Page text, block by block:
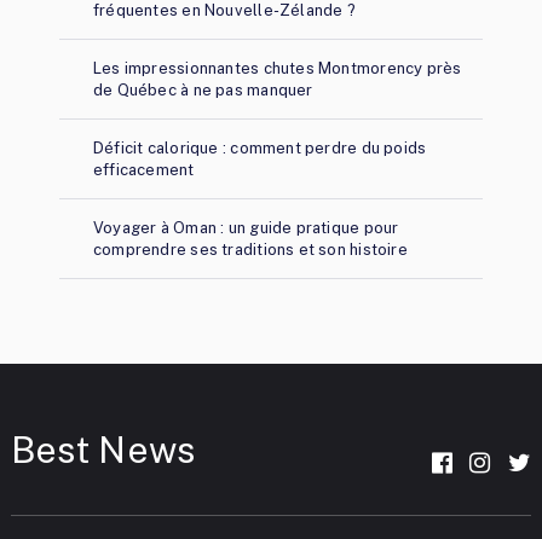
fréquentes en Nouvelle-Zélande ?
Les impressionnantes chutes Montmorency près
de Québec à ne pas manquer
Déficit calorique : comment perdre du poids
efficacement
Voyager à Oman : un guide pratique pour
comprendre ses traditions et son histoire
Best News